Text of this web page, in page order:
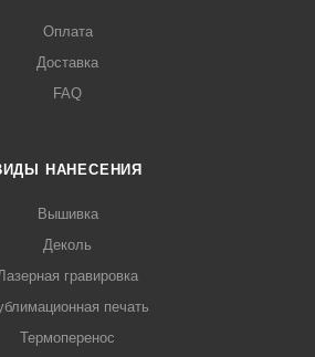
Оплата
Доставка
FAQ
НАНЕСЕНИЯ
Вышивка
Деколь
гравировка
печать
Термоперенос